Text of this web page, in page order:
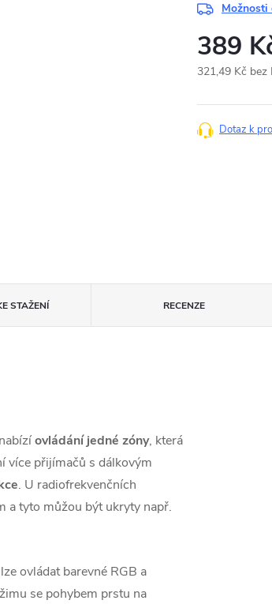
Možnosti
389
321,49 Kč bez
cena:
Dotaz k
STAŽENÍ RECENZE
nabízíovládání jedné zóny, která
více přijímačů s dálkovým
. U radiofrekvenčních
a tyto můžou být ukryty např.
ovládat barevné RGB a
se pohybem prstu na